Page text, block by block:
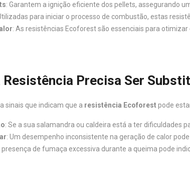
: Garantem a ignição eficiente dos pellets, assegurando
para iniciar o processo de combustão, estas
: As resistências Ecoforest são essenciais para
Resistência Precisa Ser
sinais que indicam que a resistência Ecoforestpode
: Se a sua salamandra ou caldeira está a ter dificuldades
: Um desempenho inconsistente na geração de calor
presença de fumaça excessiva durante a queima pode